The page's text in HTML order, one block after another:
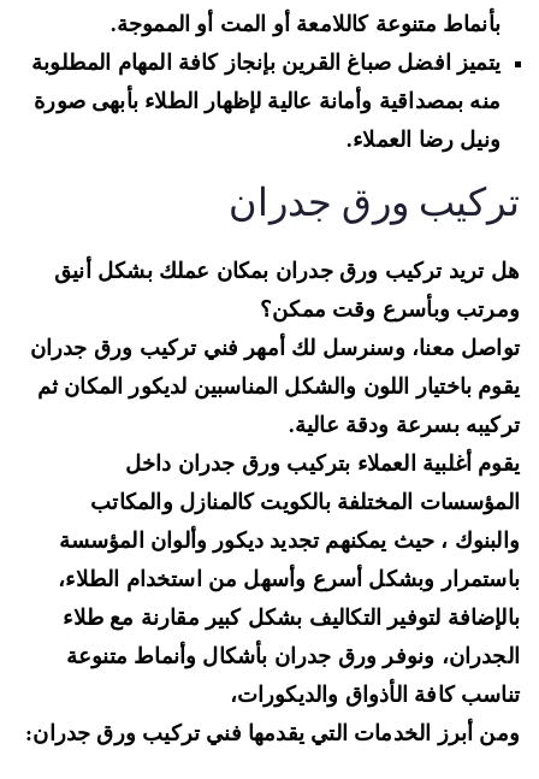
بأنماط متنوعة كاللامعة أو المت أو المموجة.
يتميز افضل صباغ القرين بإنجاز كافة المهام المطلوبة
منه بمصداقية وأمانة عالية لإظهار الطلاء بأبهى صورة
ونيل رضا العملاء.
ورق جدران
تريد تركيب ورق جدران بمكان عملك بشكل أنيق
وبأسرع وقت ممكن؟
معنا، وسنرسل لك أمهر فني تركيب ورق جدران
باختيار اللون والشكل المناسبين لديكور المكان ثم
بسرعة ودقة عالية.
أغلبية العملاء بتركيب ورق جدران داخل
المختلفة بالكويت كالمنازل والمكاتب
، حيث يمكنهم تجديد ديكور وألوان المؤسسة
وبشكل أسرع وأسهل من استخدام الطلاء،
لتوفير التكاليف بشكل كبير مقارنة مع طلاء
ونوفر ورق جدران بأشكال وأنماط متنوعة
كافة الأذواق والديكورات،
أبرز الخدمات التي يقدمها فني تركيب ورق جدران: